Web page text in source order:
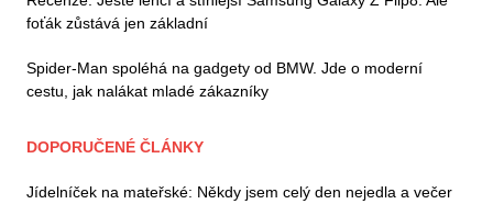
foťák zůstává jen základní
Spider-Man spoléhá na gadgety od BMW. Jde o moderní
cestu, jak nalákat mladé zákazníky
DOPORUČENÉ ČLÁNKY
Jídelníček na mateřské: Někdy jsem celý den nejedla a večer